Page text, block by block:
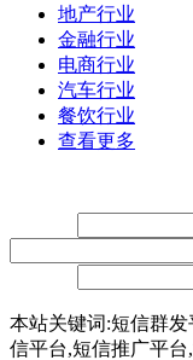
地产行业
金融行业
电商行业
汽车行业
餐饮行业
查看更多
本站关键词:短信群
信平台,短信推广平